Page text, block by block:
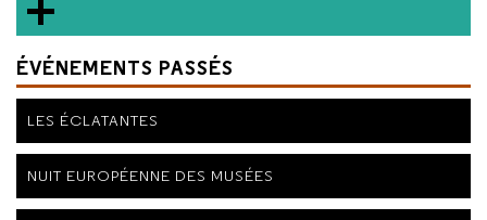
ÉVÉNEMENTS PASSÉS
LES ÉCLATANTES
NUIT EUROPÉENNE DES MUSÉES